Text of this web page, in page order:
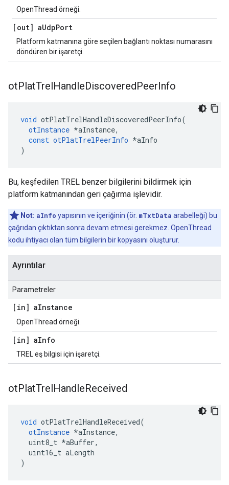
OpenThread örneği.
[out] aUdpPort
Platform katmanına göre seçilen bağlantı noktası numarasını
döndüren bir işaretçi.
otPlatTrelHandleDiscoveredPeerInfo
void otPlatTrelHandleDiscoveredPeerInfo(
otInstance *aInstance,
const otPlatTrelPeerInfo *aInfo
)
Bu, keşfedilen TREL benzer bilgilerini bildirmek için
platform katmanından geri çağırma işlevidir.
Not: aInfo yapısının ve içeriğinin (ör. mTxtData arabelleği) bu
çağrıdan çıktıktan sonra devam etmesi gerekmez. OpenThread
kodu ihtiyacı olan tüm bilgilerin bir kopyasını oluşturur.
Ayrıntılar
Parametreler
[in] aInstance
OpenThread örneği.
[in] aInfo
TREL eş bilgisi için işaretçi.
otPlatTrelHandleReceived
void otPlatTrelHandleReceived(
otInstance *aInstance,
uint8_t *aBuffer,
uint16_t aLength
)